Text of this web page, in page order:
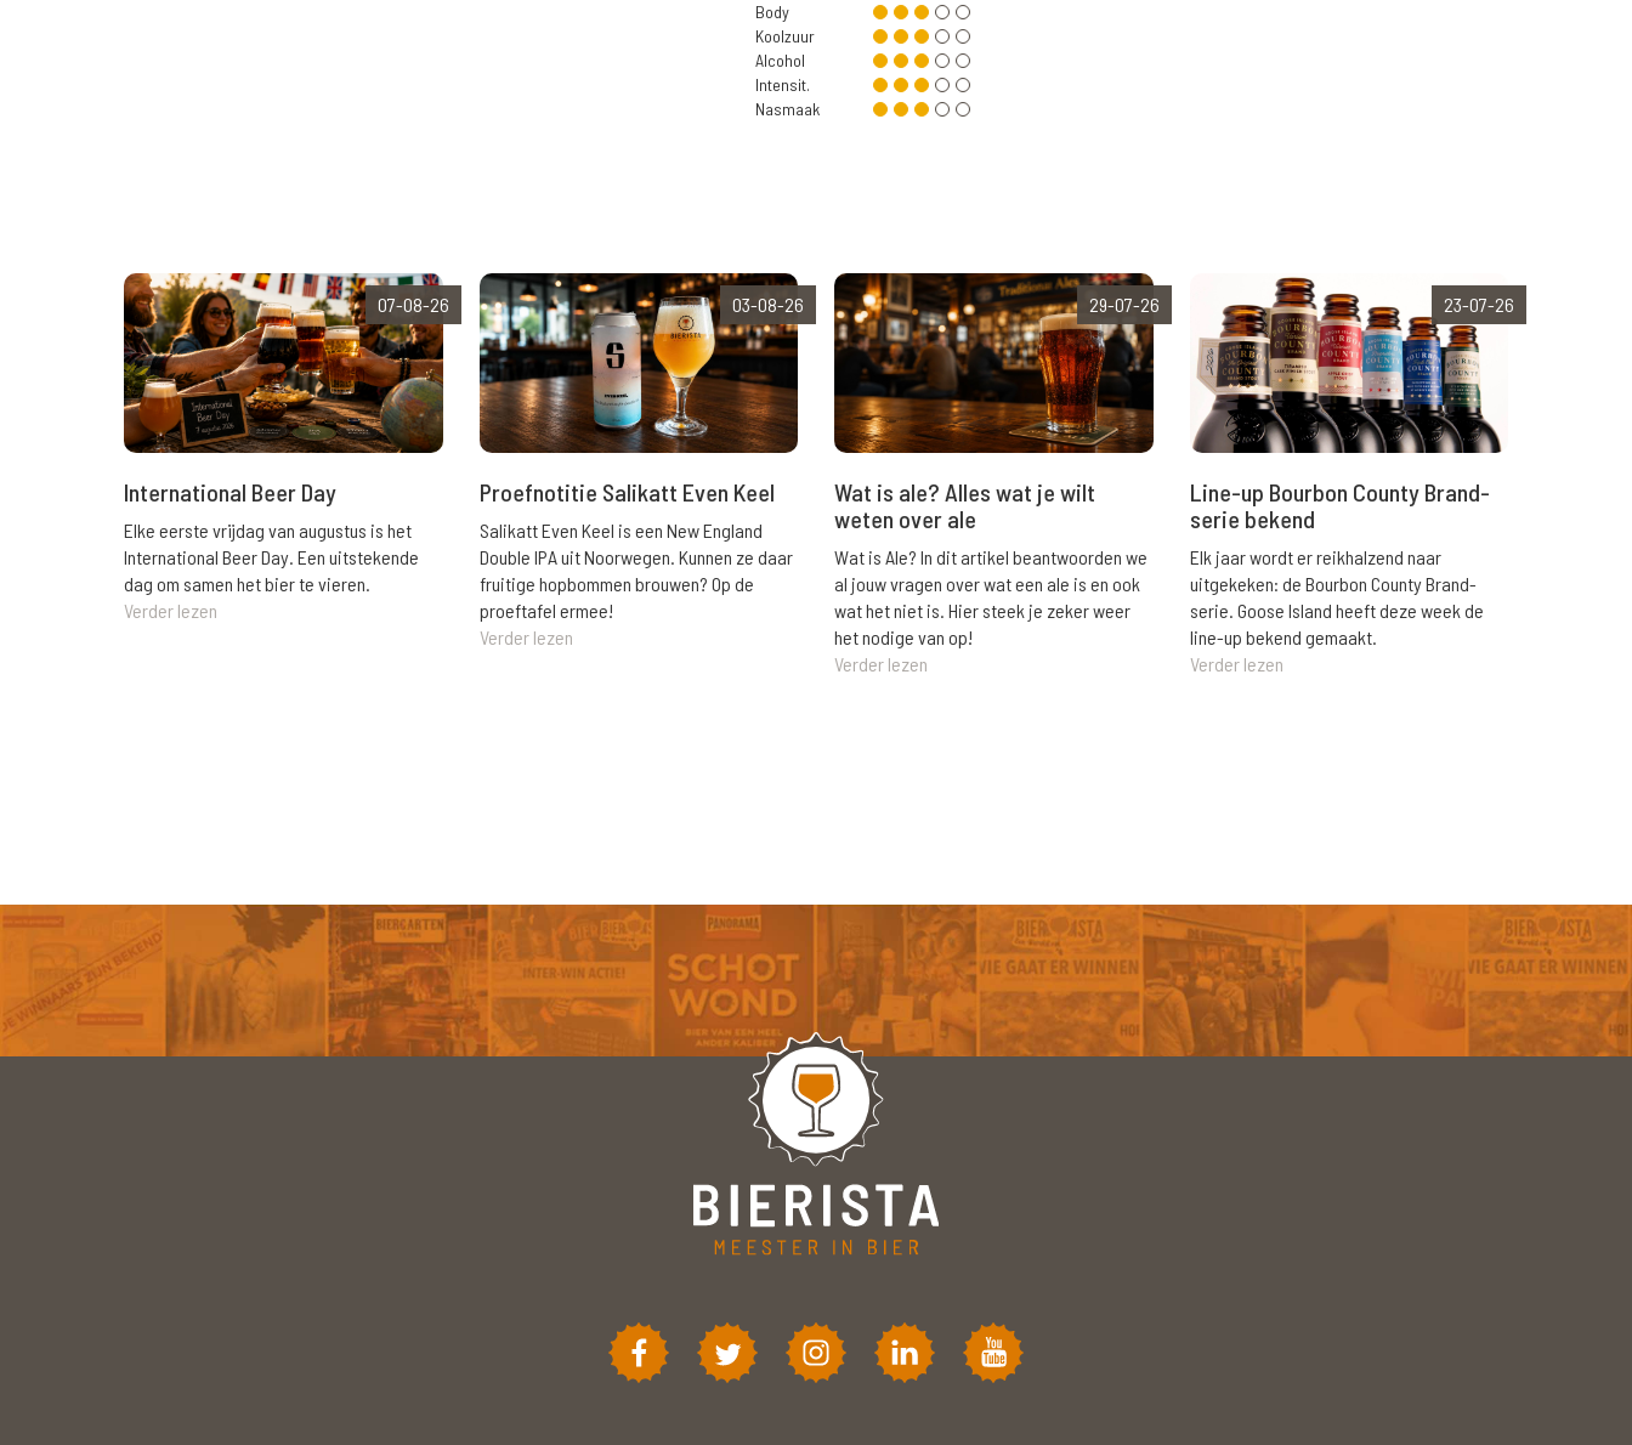
Body
Koolzuur
Alcohol
Intensit.
Nasmaak
07-08-26
International Beer Day
Elke eerste vrijdag van augustus is het
International Beer Day. Een uitstekende
dag om samen het bier te vieren.
Verder lezen
03-08-26
Proefnotitie Salikatt Even Keel
Salikatt Even Keel is een New England
Double IPA uit Noorwegen. Kunnen ze daar
fruitige hopbommen brouwen? Op de
proeftafel ermee!
Verder lezen
29-07-26
Wat is ale? Alles wat je wilt
weten over ale
Wat is Ale? In dit artikel beantwoorden we
al jouw vragen over wat een ale is en ook
wat het niet is. Hier steek je zeker weer
het nodige van op!
Verder lezen
23-07-26
Line-up Bourbon County Brand-
serie bekend
Elk jaar wordt er reikhalzend naar
uitgekeken: de Bourbon County Brand-
serie. Goose Island heeft deze week de
line-up bekend gemaakt.
Verder lezen